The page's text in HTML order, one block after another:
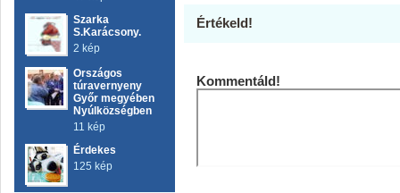
Szarka
S.Karácsony.
2 kép
Országos
túravernyeny
Győr megyében
Nyúlközségben
11 kép
Érdekes
125 kép
Értékeld!
Kommentáld!